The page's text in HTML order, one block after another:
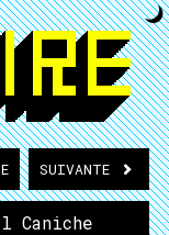
SUIVANTE
Caniche